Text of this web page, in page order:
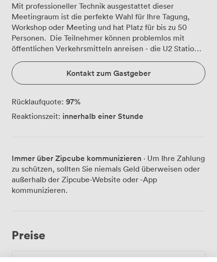
Mit professioneller Technik ausgestattet dieser
Meetingraum ist die perfekte Wahl für Ihre Tagung,
Workshop oder Meeting und hat Platz für bis zu 50
Personen. Die Teilnehmer können problemlos mit
öffentlichen Verkehrsmitteln anreisen - die U2 Station
benötigt man max. 5-6 Minuten bis zum Alexanerplatz.
Kontakt zum Gastgeber
Rücklaufquote: 97%
Reaktionszeit: innerhalb einer Stunde
Immer über Zipcube kommunizieren · Um Ihre Zahlung
zu schützen, sollten Sie niemals Geld überweisen oder
außerhalb der Zipcube-Website oder -App
kommunizieren.
Preise